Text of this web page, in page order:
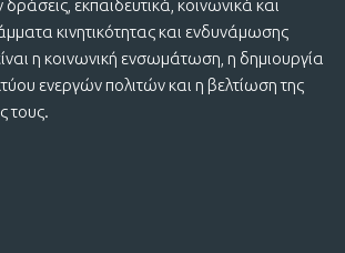
εκπαιδευτικά, κοινωνικά και
κινητικότητας και ενδυνάμωσης
η κοινωνική ενσωμάτωση, η δημιουργία
ενεργών πολιτών και η βελτίωση της
τους.